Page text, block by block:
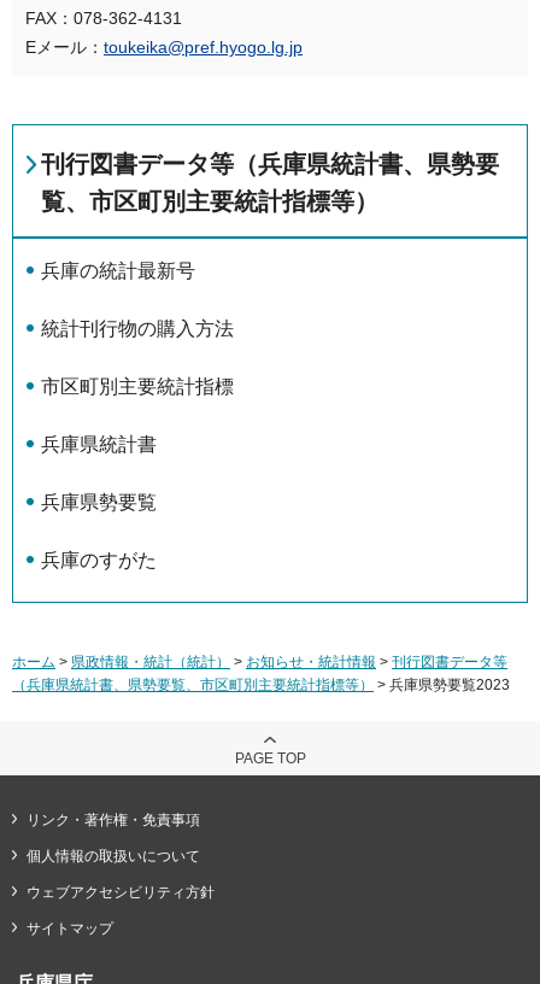
FAX：078-362-4131
Eメール： toukeika@pref.hyogo.lg.jp
刊行図書データ等（兵庫県統計書、県勢要
覧、市区町別主要統計指標等）
兵庫の統計最新号
統計刊行物の購入方法
市区町別主要統計指標
兵庫県統計書
兵庫県勢要覧
兵庫のすがた
ホーム > 県政情報・統計（統計） > お知らせ・統計情報 > 刊行図書データ等
（兵庫県統計書、県勢要覧、市区町別主要統計指標等）
> 兵庫県勢要覧2023
PAGE TOP
リンク・著作権・免責事項
個人情報の取扱いについて
ウェブアクセシビリティ方針
サイトマップ